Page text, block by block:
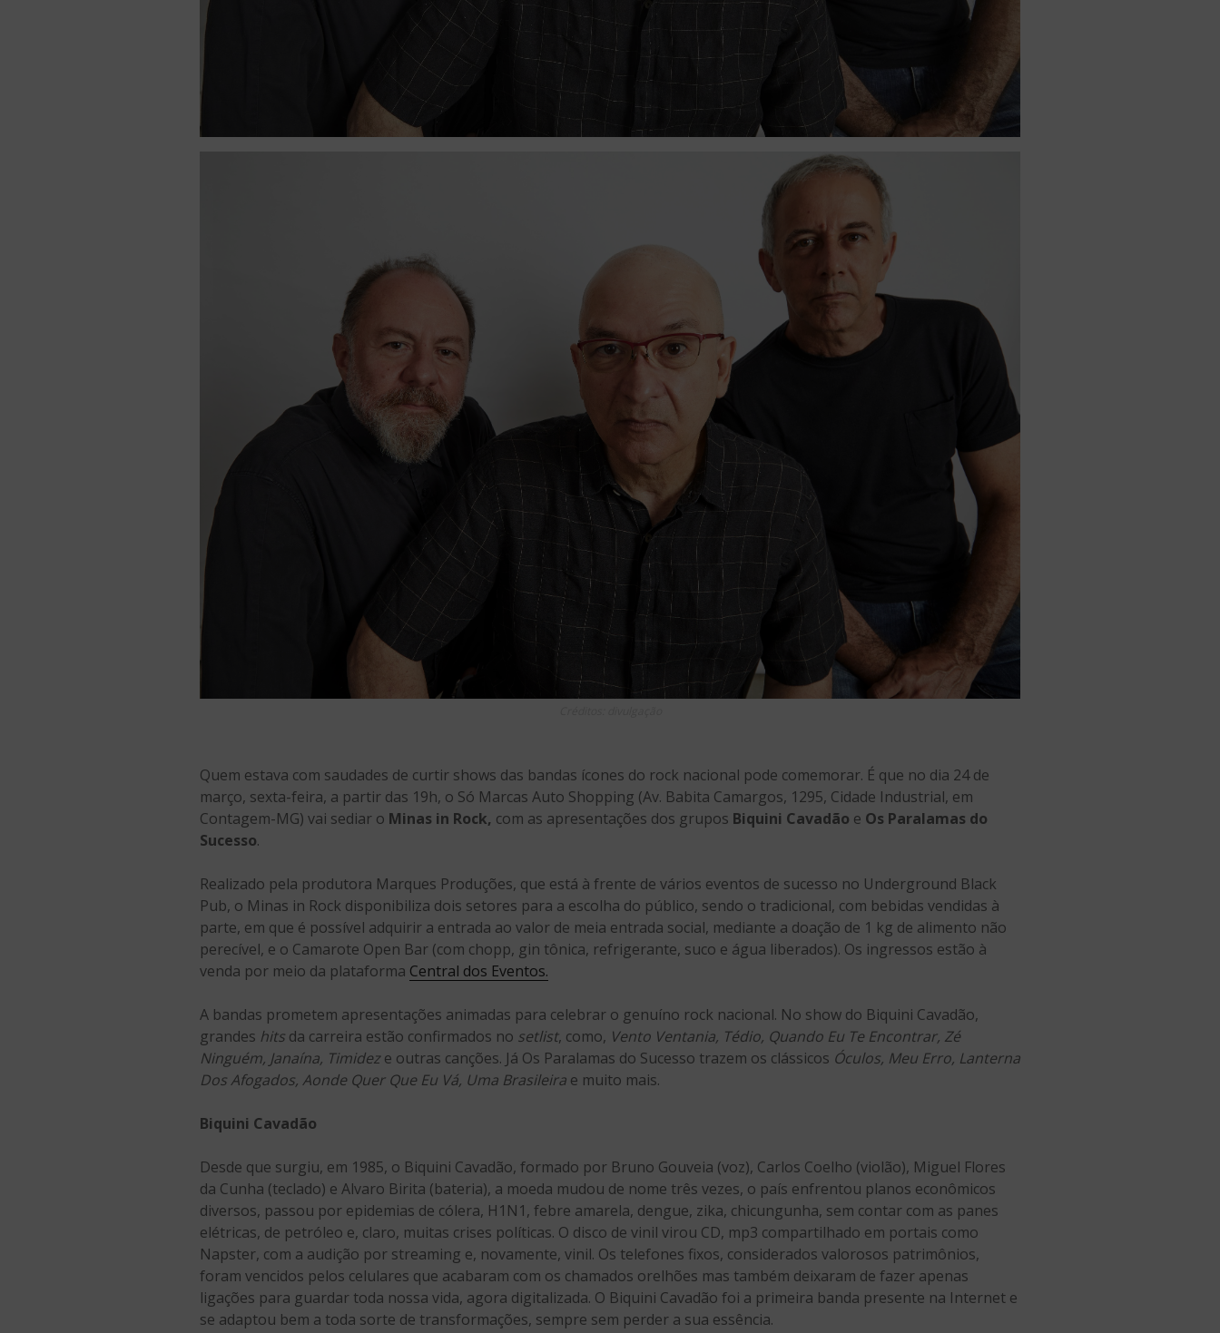
Quem estava com saudades de curtir shows das bandas ícones do rock nacional pode comemorar. É que no dia 24 de
março, sexta-feira, a partir das 19h, o Só Marcas Auto Shopping (Av. Babita Camargos, 1295, Cidade Industrial, em
Contagem-MG) vai sediar o Minas in Rock, com as apresentações dos grupos Biquini Cavadão e Os Paralamas do
Sucesso.
Realizado pela produtora Marques Produções, que está à frente de vários eventos de sucesso no Underground Black
Pub, o Minas in Rock disponibiliza dois setores para a escolha do público, sendo o tradicional, com bebidas vendidas à
parte, em que é possível adquirir a entrada ao valor de meia entrada social, mediante a doação de 1 kg de alimento não
perecível, e o Camarote Open Bar (com chopp, gin tônica, refrigerante, suco e água liberados). Os ingressos estão à
venda por meio da plataforma Central dos Eventos.
A bandas prometem apresentações animadas para celebrar o genuíno rock nacional. No show do Biquini Cavadão,
grandes hits da carreira estão confirmados no setlist, como, Vento Ventania, Tédio, Quando Eu Te Encontrar, Zé
Ninguém, Janaína, Timideze outras canções. Já Os Paralamas do Sucesso trazem os clássicos Óculos, Meu Erro, Lanterna
Dos Afogados, Aonde Quer Que Eu Vá, Uma Brasileira e muito mais.
Biquini Cavadão
Desde que surgiu, em 1985, o Biquini Cavadão, formado por Bruno Gouveia (voz), Carlos Coelho (violão), Miguel Flores
da Cunha (teclado) e Alvaro Birita (bateria), a moeda mudou de nome três vezes, o país enfrentou planos econômicos
diversos, passou por epidemias de cólera, H1N1, febre amarela, dengue, zika, chicungunha, sem contar com as panes
elétricas, de petróleo e, claro, muitas crises políticas. O disco de vinil virou CD, mp3 compartilhado em portais como
Napster, com a audição por streaming e, novamente, vinil. Os telefones fixos, considerados valorosos patrimônios,
foram vencidos pelos celulares que acabaram com os chamados orelhões mas também deixaram de fazer apenas
ligações para guardar toda nossa vida, agora digitalizada. O Biquini Cavadão foi a primeira banda presente na Internet e
se adaptou bem a toda sorte de transformações, sempre sem perder a sua essência.